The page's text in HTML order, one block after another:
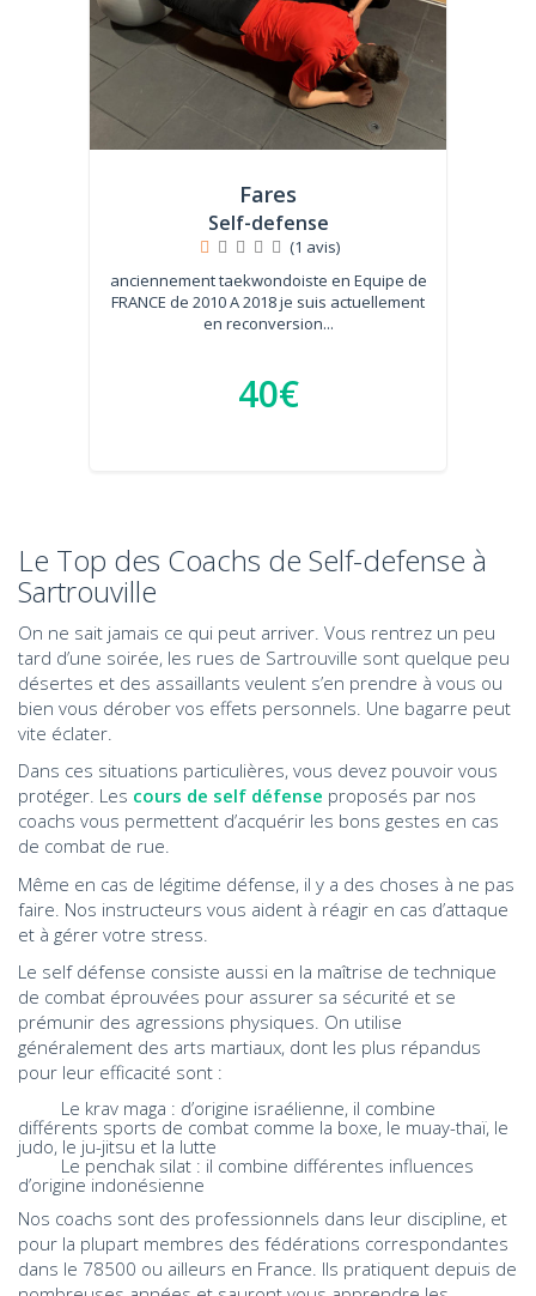
Fares
Self-defense
(1 avis)
anciennement taekwondoiste en Equipe de
FRANCE de 2010 A 2018 je suis actuellement
en reconversion...
40€
Le Top des Coachs de Self-defense à
Sartrouville
On ne sait jamais ce qui peut arriver. Vous rentrez un peu
tard d’une soirée, les rues de Sartrouville sont quelque peu
désertes et des assaillants veulent s’en prendre à vous ou
bien vous dérober vos effets personnels. Une bagarre peut
vite éclater.
Dans ces situations particulières, vous devez pouvoir vous
protéger. Les cours de self défense proposés par nos
coachs vous permettent d’acquérir les bons gestes en cas
de combat de rue.
Même en cas de légitime défense, il y a des choses à ne pas
faire. Nos instructeurs vous aident à réagir en cas d’attaque
et à gérer votre stress.
Le self défense consiste aussi en la maîtrise de technique
de combat éprouvées pour assurer sa sécurité et se
prémunir des agressions physiques. On utilise
généralement des arts martiaux, dont les plus répandus
pour leur efficacité sont :
Le krav maga : d’origine israélienne, il combine
différents sports de combat comme la boxe, le muay-thaï, le
judo, le ju-jitsu et la lutte
Le penchak silat : il combine différentes influences
d’origine indonésienne
Nos coachs sont des professionnels dans leur discipline, et
pour la plupart membres des fédérations correspondantes
dans le 78500 ou ailleurs en France. Ils pratiquent depuis de